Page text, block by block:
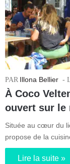
Illona Bellier
À Coco
ouvert sur le
Située au cœur du
propose de la
Lire la suite »